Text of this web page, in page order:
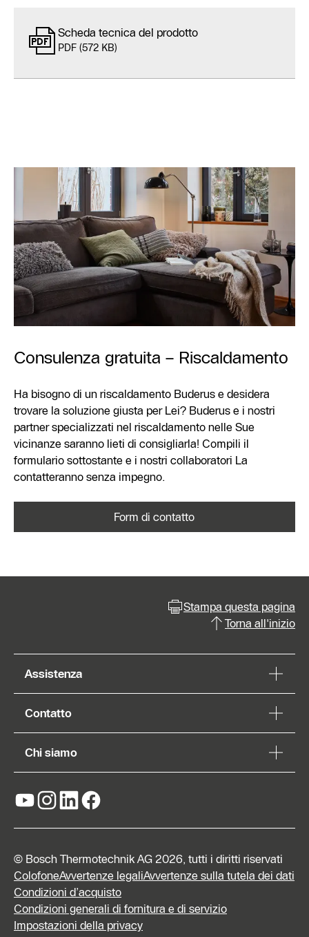
Scheda tecnica del prodotto
PDF (572 KB)
Consulenza gratuita – Riscaldamento
Ha bisogno di un riscaldamento Buderus e desidera
trovare la soluzione giusta per Lei? Buderus e i nostri
partner specializzati nel riscaldamento nelle Sue
vicinanze saranno lieti di consigliarla! Compili il
formulario sottostante e i nostri collaboratori La
contatteranno senza impegno.
Form di contatto
Stampa questa pagina
Torna all'inizio
Assistenza
Contatto
Chi siamo
© Bosch Thermotechnik AG 2026, tutti i diritti riservati
ColofoneAvvertenze legaliAvvertenze sulla tutela dei dati
Condizioni d’acquisto
Condizioni generali di fornitura e di servizio
Impostazioni della privacy